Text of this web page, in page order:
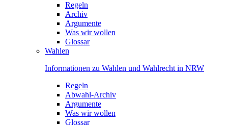
Regeln
Archiv
Argumente
Was wir wollen
Glossar
Wahlen
Informationen zu Wahlen und Wahlrecht in NRW
Regeln
Abwahl-Archiv
Argumente
Was wir wollen
Glossar